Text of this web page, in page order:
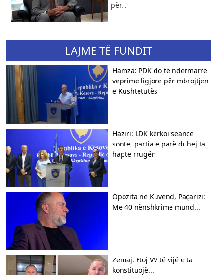
për...
LAJME TË FUNDIT
Hamza: PDK do të ndërmarrë
veprime ligjore për mbrojtjen
e Kushtetutës
Haziri: LDK kërkoi seancë
sonte, partia e parë duhej ta
hapte rrugën
Opozita në Kuvend, Paçarizi:
Me 40 nënshkrime mund...
Zemaj: Ftoj VV të vijë e ta
konstituojë...